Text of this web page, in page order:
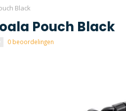
Black
Pouch Black
0 beoordelingen